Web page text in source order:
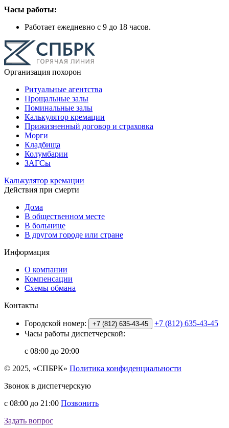
Часы работы:
Работает ежедневно с 9 до 18 часов.
Организация похорон
Ритуальные агентства
Прощальные залы
Поминальные залы
Калькулятор кремации
Прижизненный договор и страховка
Морги
Кладбища
Колумбарии
ЗАГСы
Калькулятор кремации
Действия при смерти
Дома
В общественном месте
В больнице
В другом городе или стране
Информация
О компании
Компенсации
Схемы обмана
Контакты
Городской номер: +7 (812) 635-43-45
+7 (812) 635-43-45
Часы работы диспетчерской:
с 08:00 до 20:00
© 2025, «СПБРК» Политика конфиденциальности
Звонок в диспетчерскую
с 08:00 до 21:00 Позвонить
Задать вопрос